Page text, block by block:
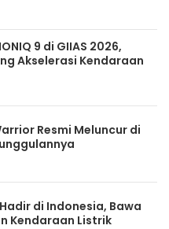
9 di GIIAS 2026,
Akselerasi Kendaraan
Resmi Meluncur di
di Indonesia, Bawa
Kendaraan Listrik